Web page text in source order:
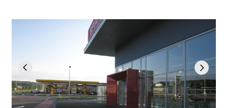
Previous Next